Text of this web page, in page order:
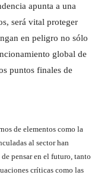
apunta a una
será vital proteger
en peligro no sólo
global de
puntos finales de
de elementos como la
al sector han
pensar en el futuro, tanto
críticas como las